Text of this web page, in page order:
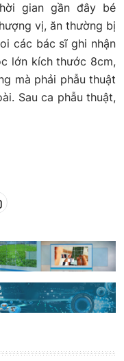
gian gần đây bé
vị, ăn thường bị
các bác sĩ ghi nhận
lớn kích thước 8cm,
mà phải phẫu thuật
Sau ca phẫu thuật,